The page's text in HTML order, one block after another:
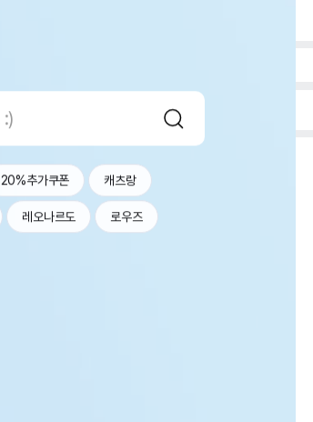
20%추가쿠폰 캐츠랑
레오나르도 로우즈